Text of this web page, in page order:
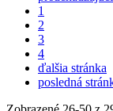
1
2
3
4
ďalšia stránka
posledná